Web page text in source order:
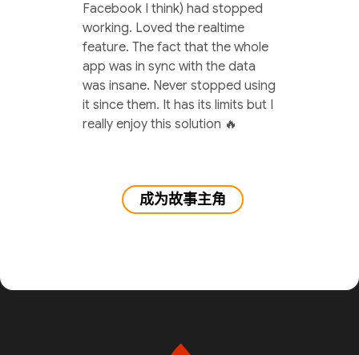
Facebook I think) had stopped
working. Loved the realtime
feature. The fact that the whole
app was in sync with the data
was insane. Never stopped using
it since them. It has its limits but I
really enjoy this solution 🔥
成为故事主角